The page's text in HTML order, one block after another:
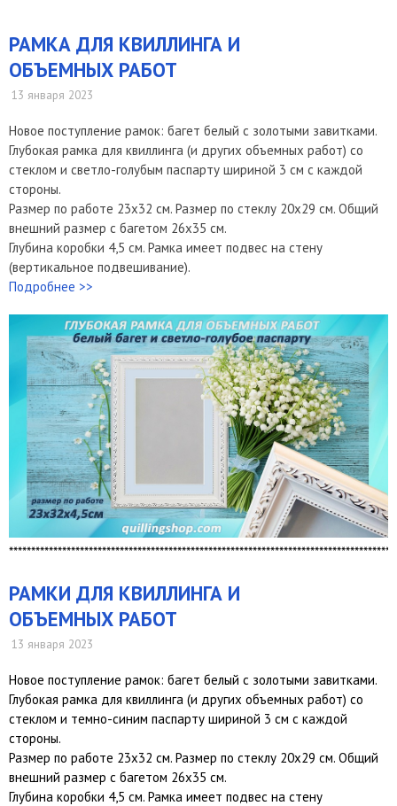
РАМКА ДЛЯ КВИЛЛИНГА И
ОБЪЕМНЫХ РАБОТ
13 января 2023
Новое поступление рамок: багет белый с золотыми завитками.
Глубокая рамка для квиллинга (и других объемных работ) со
стеклом и светло-голубым паспарту шириной 3 см с каждой
стороны.
Размер по работе 23х32 см. Размер по стеклу 20х29 см. Общий
внешний размер с багетом 26х35 см.
Глубина коробки 4,5 см. Рамка имеет подвес на стену
(вертикальное подвешивание).
Подробнее >>
РАМКИ ДЛЯ КВИЛЛИНГА И
ОБЪЕМНЫХ РАБОТ
13 января 2023
Новое поступление рамок: багет белый с золотыми завитками.
Глубокая рамка для квиллинга (и других объемных работ) со
стеклом и темно-синим паспарту шириной 3 см с каждой
стороны.
Размер по работе 23х32 см. Размер по стеклу 20х29 см. Общий
внешний размер с багетом 26х35 см.
Глубина коробки 4,5 см. Рамка имеет подвес на стену